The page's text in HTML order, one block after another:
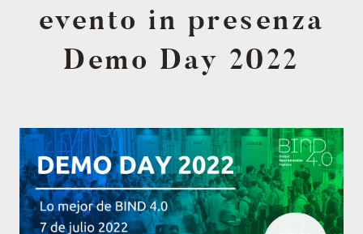
evento in presenza
Demo Day 2022